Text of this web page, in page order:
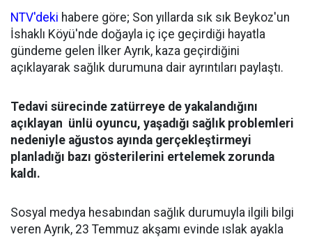
NTV'deki habere göre; Son yıllarda sık sık Beykoz'un
İshaklı Köyü'nde doğayla iç içe geçirdiği hayatla
gündeme gelen İlker Ayrık, kaza geçirdiğini
açıklayarak sağlık durumuna dair ayrıntıları paylaştı.
Tedavi sürecinde zatürreye de yakalandığını
açıklayan ünlü oyuncu, yaşadığı sağlık problemleri
nedeniyle ağustos ayında gerçekleştirmeyi
planladığı bazı gösterilerini ertelemek zorunda
kaldı.
Sosyal medya hesabından sağlık durumuyla ilgili bilgi
veren Ayrık, 23 Temmuz akşamı evinde ıslak ayakla